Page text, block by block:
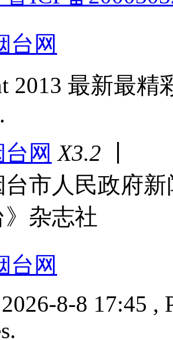
台网
2013 最新最
网 X3.2
市人民政府
杂志社
台网
8-8 17:45 ,